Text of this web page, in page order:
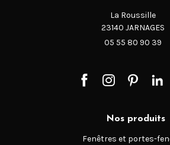
La Roussille
23140 JARNAGES
05 55 80 90 39
Nos produits
Fenêtres et portes-